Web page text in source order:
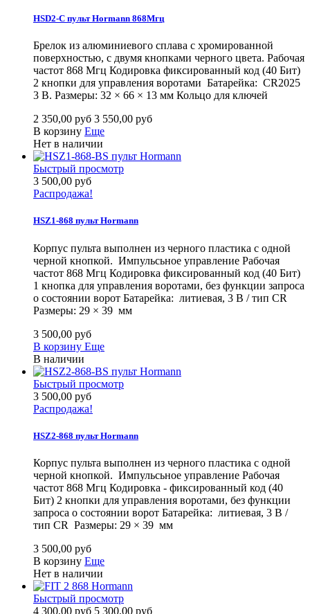
HSD2-С пульт Hormann 868Мгц
Брелок из алюминиевого сплава с хромированной
поверхностью, с двумя кнопками черного цвета. Рабочая
частот 868 Мгц Кодировка фиксированный код (40 Бит)
2 кнопки для управления воротами Батарейка: CR2025
3 B. Размеры: 32 × 66 × 13 мм Кольцо для ключей
2 350,00 руб 3 550,00 руб
В корзину Еще
Нет в наличии
Быстрый просмотр
3 500,00 руб
Распродажа!
HSZ1-868 пульт Hormann
Корпус пульта выполнен из черного пластика с одной
черной кнопкой. Импульсьное управление Рабочая
частот 868 Мгц Кодировка фиксированный код (40 Бит)
1 кнопка для управления воротами, без функции запроса
о состоянии ворот Батарейка: литиевая, 3 В / тип CR
Размеры: 29 × 39 мм
3 500,00 руб
В корзину Еще
В наличии
Быстрый просмотр
3 500,00 руб
Распродажа!
HSZ2-868 пульт Hormann
Корпус пульта выполнен из черного пластика с одной
черной кнопкой. Импульсьное управление Рабочая
частот 868 Мгц Кодировка - фиксированный код (40
Бит) 2 кнопки для управления воротами, без функции
запроса о состоянии ворот Батарейка: литиевая, 3 В /
тип CR Размеры: 29 × 39 мм
3 500,00 руб
В корзину Еще
Нет в наличии
Быстрый просмотр
4 300,00 руб 5 300,00 руб